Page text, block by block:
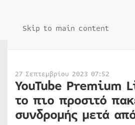
Skip to main content
27 Σεπτεμβρίου 2023 07:52
YouTube Premium
το πιο προσιτό
συνδρομής μετά